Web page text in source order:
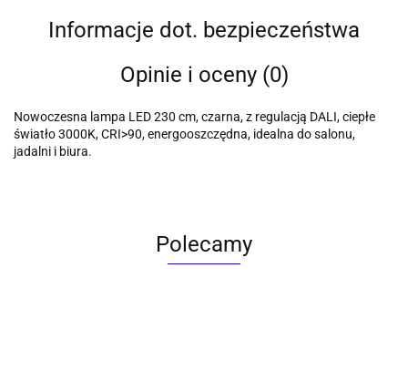
Informacje dot. bezpieczeństwa
Opinie i oceny (0)
Nowoczesna lampa LED 230 cm, czarna, z regulacją DALI, ciepłe
światło 3000K, CRI>90, energooszczędna, idealna do salonu,
jadalni i biura.
Polecamy